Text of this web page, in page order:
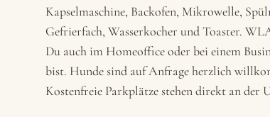
Kapselmaschine, Backofen, Mikrowelle,
Gefrierfach, Wasserkocher und Toaster.
Du auch im Homeoffice oder bei einem
bist. Hunde sind auf Anfrage herzlich
Kostenfreie Parkplätze stehen direkt an der